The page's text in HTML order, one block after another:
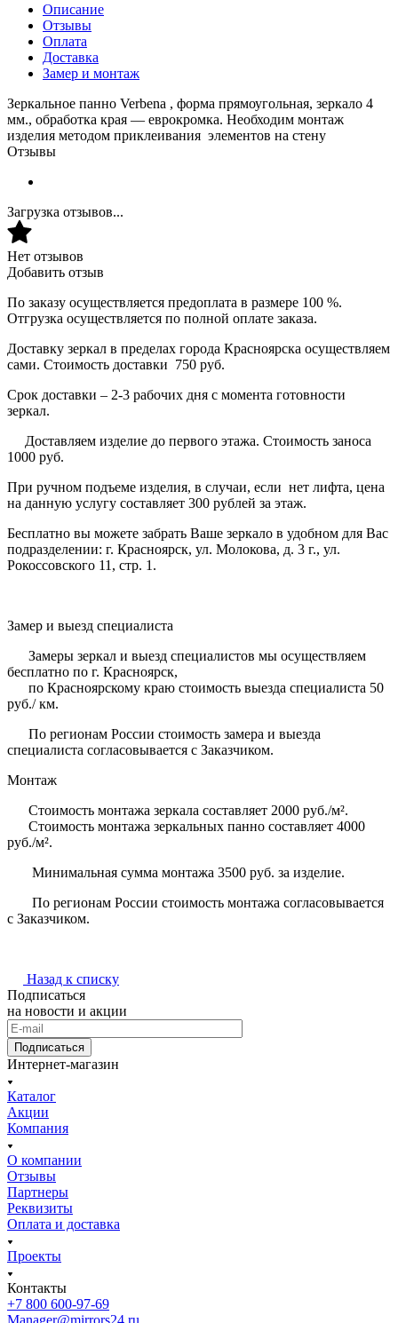
Описание
Отзывы
Оплата
Доставка
Замер и монтаж
Зеркальное панно Verbena , форма прямоугольная, зеркало 4
мм., обработка края — еврокромка. Необходим монтаж
изделия методом приклеивания элементов на стену
Отзывы
Загрузка отзывов...
Нет отзывов
Добавить отзыв
По заказу осуществляется предоплата в размере 100 %.
Отгрузка осуществляется по полной оплате заказа.
Доставку зеркал в пределах города Красноярска осуществляем
сами. Стоимость доставки 750 руб.
Срок доставки – 2-3 рабочих дня с момента готовности
зеркал.
Доставляем изделие до первого этажа. Стоимость заноса
1000 руб.
При ручном подъеме изделия, в случаи, если нет лифта, цена
на данную услугу составляет 300 рублей за этаж.
Бесплатно вы можете забрать Ваше зеркало в удобном для Вас
подразделении: г. Красноярск, ул. Молокова, д. 3 г., ул.
Рокоссовского 11, стр. 1.
Замер и выезд специалиста
Замеры зеркал и выезд специалистов мы осуществляем
бесплатно по г. Красноярск,
по Красноярскому краю стоимость выезда специалиста 50
руб./ км.
По регионам России стоимость замера и выезда
специалиста согласовывается с Заказчиком.
Монтаж
Стоимость монтажа зеркала составляет 2000 руб./м².
Стоимость монтажа зеркальных панно составляет 4000
руб./м².
Минимальная сумма монтажа 3500 руб. за изделие.
По регионам России стоимость монтажа согласовывается
с Заказчиком.
Назад к списку
Подписаться
на новости и акции
Подписаться
Интернет-магазин
Каталог
Акции
Компания
О компании
Отзывы
Партнеры
Реквизиты
Оплата и доставка
Проекты
Контакты
+7 800 600-97-69
Manager@mirrors24.ru